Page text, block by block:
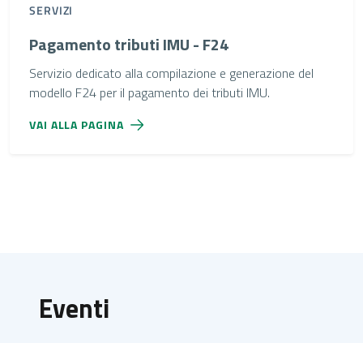
SERVIZI
Pagamento tributi IMU - F24
Servizio dedicato alla compilazione e generazione del
modello F24 per il pagamento dei tributi IMU.
VAI ALLA PAGINA
Eventi